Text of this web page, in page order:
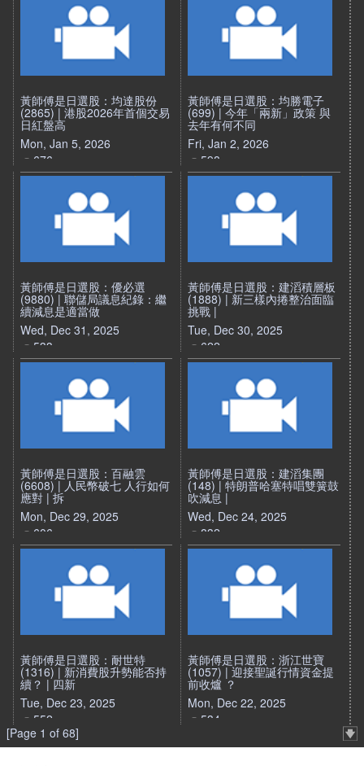
黃師傅是日選股：均達股份
(2865) | 港股2026年首個交易
日紅盤高
Mon, Jan 5, 2026
676
黃師傅是日選股：均勝電子
(699) | 今年「兩新」政策 與
去年有何不同
Fri, Jan 2, 2026
598
黃師傅是日選股：優必選
(9880) | 聯儲局議息紀錄：繼
續減息是適當做
Wed, Dec 31, 2025
533
黃師傅是日選股：建滔積層板
(1888) | 新三樣內捲整治面臨
挑戰 |
Tue, Dec 30, 2025
622
黃師傅是日選股：百融雲
(6608) | 人民幣破七 人行如何
應對 | 拆
Mon, Dec 29, 2025
606
黃師傅是日選股：建滔集團
(148) | 特朗普哈塞特唱雙簧鼓
吹減息 |
Wed, Dec 24, 2025
832
黃師傅是日選股：耐世特
(1316) | 新消費股升勢能否持
續？ | 四新
Tue, Dec 23, 2025
552
黃師傅是日選股：浙江世寶
(1057) | 迎接聖誕行情資金提
前收爐 ？
Mon, Dec 22, 2025
534
[Page 1 of 68]